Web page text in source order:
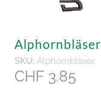
Alphornbläser
SKU: Alphornbläser
CHF 3.85